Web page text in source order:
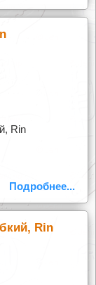
Rin
Подробнее...
Rin